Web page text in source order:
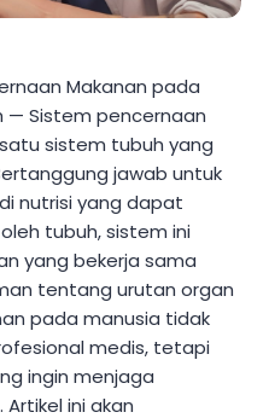
Makanan pada
— Sistem pencernaan
sistem tubuh yang
jawab untuk
nutrisi yang dapat
tubuh, sistem ini
yang bekerja sama
tentang urutan organ
pada manusia tidak
medis, tetapi
ingin menjaga
ini akan